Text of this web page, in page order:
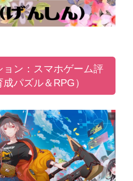
ョン：スマホゲーム評
パズル＆RPG）